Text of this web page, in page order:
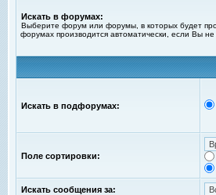
Искать в форумах:
Выберите форум или форумы, в которых будет
форумах производится автоматически, если Вы
Искать в подфорумах:
Поле сортировки:
Искать сообщения за: